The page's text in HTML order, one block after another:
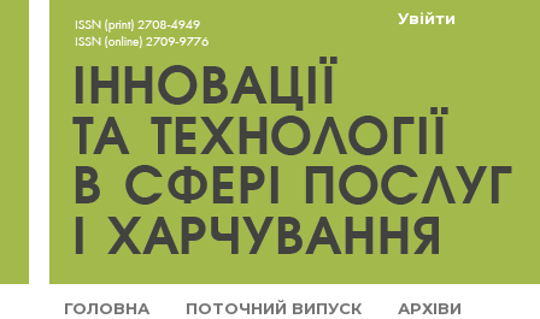
ГОЛОВНА ПОТОЧНИЙ ВИПУСК АРХІВИ
Увійти